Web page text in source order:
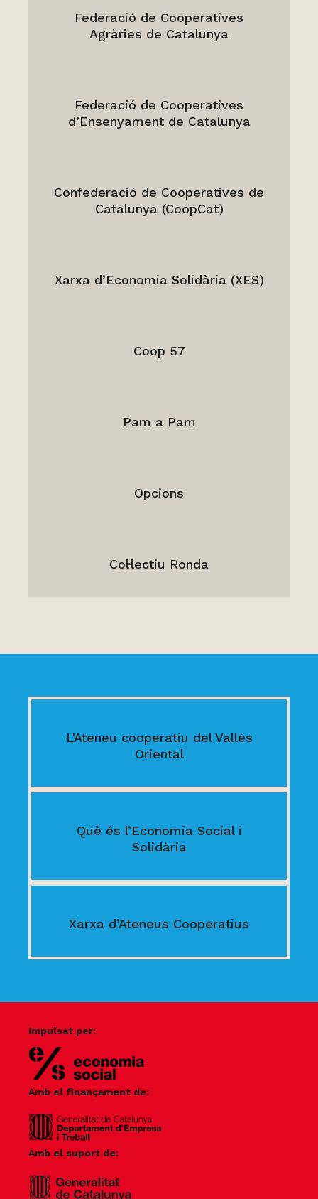
Federació de Cooperatives
Agràries de Catalunya
Federació de Cooperatives
d’Ensenyament de Catalunya
Confederació de Cooperatives de
Catalunya (CoopCat)
Xarxa d’Economia Solidària (XES)
Coop 57
Pam a Pam
Opcions
Col·lectiu Ronda
L'Ateneu cooperatiu del Vallès
Oriental
Què és l’Economia Social i
Solidària
Xarxa d’Ateneus Cooperatius
Impulsat per:
Amb el finançament de:
Amb el suport de: